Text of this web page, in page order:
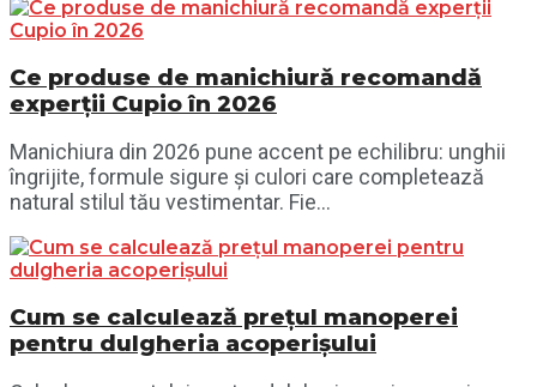
Ce produse de manichiură recomandă
experții Cupio în 2026
Manichiura din 2026 pune accent pe echilibru: unghii
îngrijite, formule sigure și culori care completează
natural stilul tău vestimentar. Fie...
Cum se calculează prețul manoperei
pentru dulgheria acoperișului